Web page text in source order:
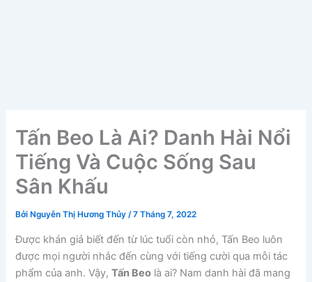
Tấn Beo Là Ai? Danh Hài Nổi
Tiếng Và Cuộc Sống Sau
Sân Khấu
Bởi Nguyễn Thị Hương Thủy/7 Tháng 7, 2022
Được khán giả biết đến từ lúc tuổi còn nhỏ, Tấn Beo luôn
được mọi người nhắc đến cùng với tiếng cười qua mỗi tác
phẩm của anh. Vậy,Tấn Beo là ai? Nam danh hài đã mang